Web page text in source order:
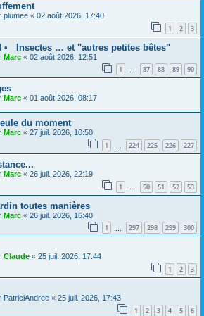
plumee « 02 août 2026, 17:40
1 2 3
• Insectes … et "autres petites bêtes"
Marc « 02 août 2026, 12:51
1 87 88 89 90
Marc « 01 août 2026, 08:17
du moment
Marc « 27 juil. 2026, 10:50
1 224 225 226 227
Marc « 26 juil. 2026, 22:19
1 … 50 51 52 53
toutes manières
Marc « 26 juil. 2026, 16:40
1 297 298 299 300
Claude « 25 juil. 2026, 17:44
1 2 3
PatriciAndree « 25 juil. 2026, 17:43
1 2 3 4 5 6